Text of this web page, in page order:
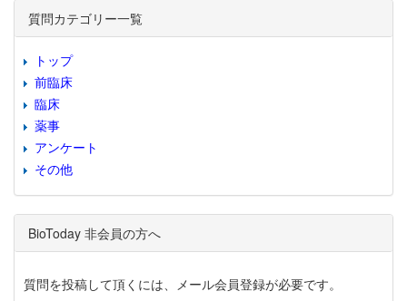
質問カテゴリー一覧
トップ
前臨床
臨床
薬事
アンケート
その他
BioToday 非会員の方へ
質問を投稿して頂くには、メール会員登録が必要です。